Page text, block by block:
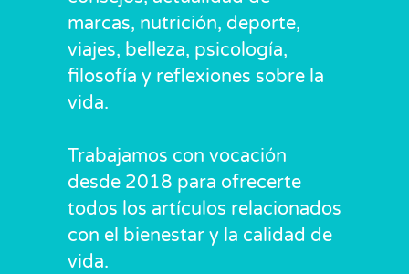
marcas, nutrición, deporte,
viajes, belleza, psicología,
filosofía y reflexiones sobre la
vida.
Trabajamos con vocación
desde 2018 para ofrecerte
todos los artículos relacionados
con el bienestar y la calidad de
vida.